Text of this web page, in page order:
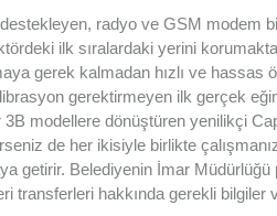
radyo ve GSM modem
ilk sıralardaki yerini
gerek kalmadan hızlı ve hassas
gerektirmeyen ilk gerçek
modellere dönüştüren yenilikçi
de her ikisiyle birlikte
getirir. Belediyenin İmar
transferleri hakkında gerekli bilgiler